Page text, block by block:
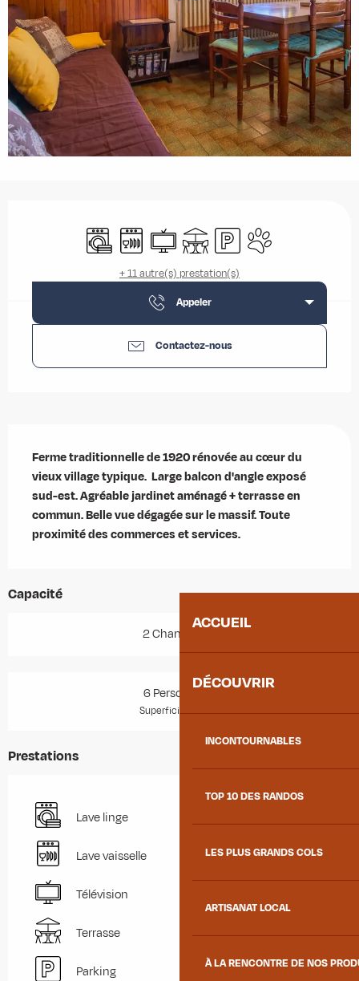
ACCUEIL
DÉCOUVRIR
INCONTOURNABLES
TOP 10 DES RANDOS
LES PLUS GRANDS COLS
ARTISANAT LOCAL
À LA RENCONTRE DE NOS
Lave lingeLave vaisselle
TélévisionTerrasseParkingAnimaux acceptés
+ 11 autre(s) prestation(s)
Appeler
Contactez-nous
Ferme traditionnelle de 1920 rénovée au cœur du
vieux village typique.  Large balcon d'angle exposé
sud-est. Agréable jardinet aménagé + terrasse en
commun. Belle vue dégagée sur le massif. Toute
proximité des commerces et services.
Capacité
2 Chambre(s)
6 Personne(s)
Superficie : 57 m
Prestations
Lave linge
Lave vaisselle
Télévision
Terrasse
Parking